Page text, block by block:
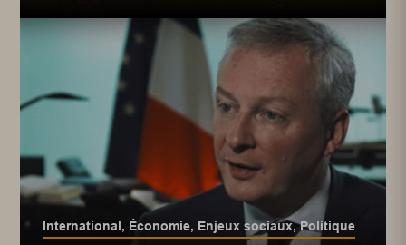
International, Économie, Enjeux sociaux,Politique